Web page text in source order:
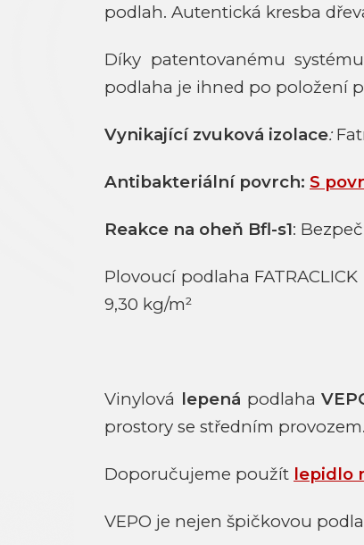
podlah. Autentická kresba
Díky patentovanému
podlaha je ihned po položení
Vynikající zvuková izolace:
Antibakteriální povrch: S
Reakce na oheň Bfl-s1:
Plovoucí podlaha
9,30 kg/m²
Vinylová lepená podlaha
prostory se středním provozem.
Doporučujeme použít lepidlo
VEPO je nejen špičkovou